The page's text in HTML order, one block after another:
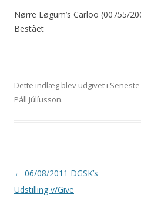
Nørre Løgum’s Carloo (00755/
Bestået
Dette indlæg blev udgivet i
Páll Júlíusson.
Indlægsnavigation
← 06/08/2011 DGSK’s
Udstilling v/Give